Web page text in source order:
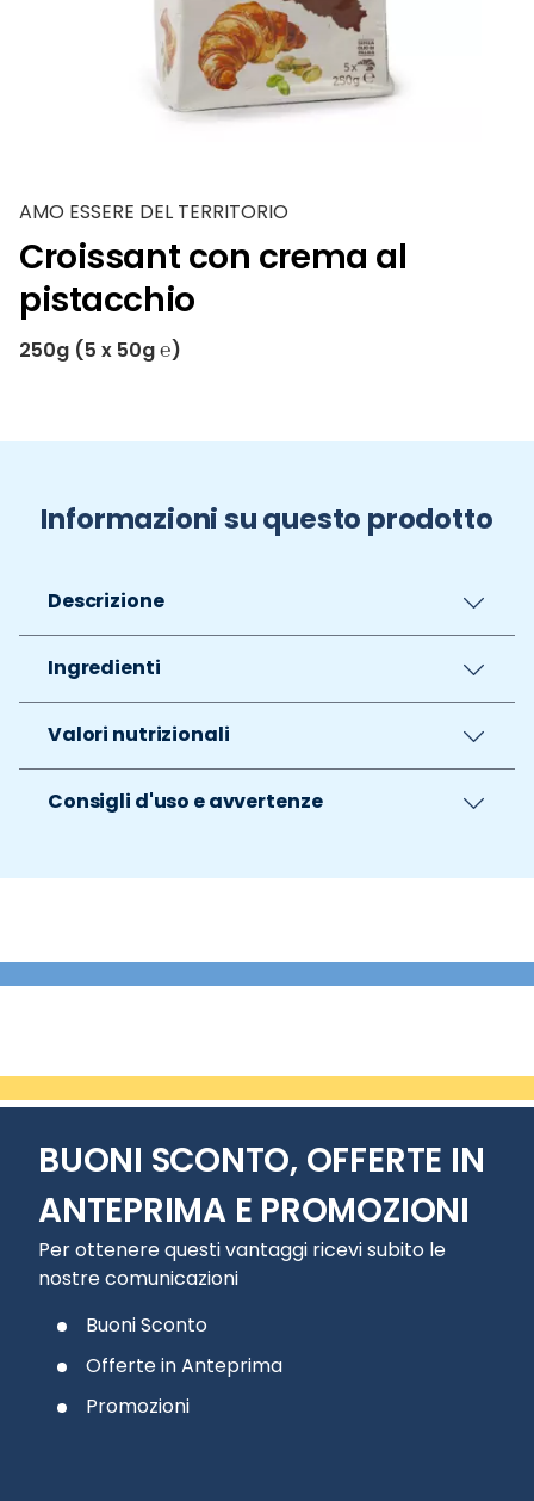
AMO ESSERE DEL TERRITORIO
Croissant con crema al
pistacchio
250g (5 x 50g ℮)
Informazioni su questo prodotto
Descrizione
Ingredienti
Valori nutrizionali
Consigli d'uso e avvertenze
BUONI SCONTO, OFFERTE IN
ANTEPRIMA E PROMOZIONI
Per ottenere questi vantaggi ricevi subito le
nostre comunicazioni
Buoni Sconto
Offerte in Anteprima
Promozioni